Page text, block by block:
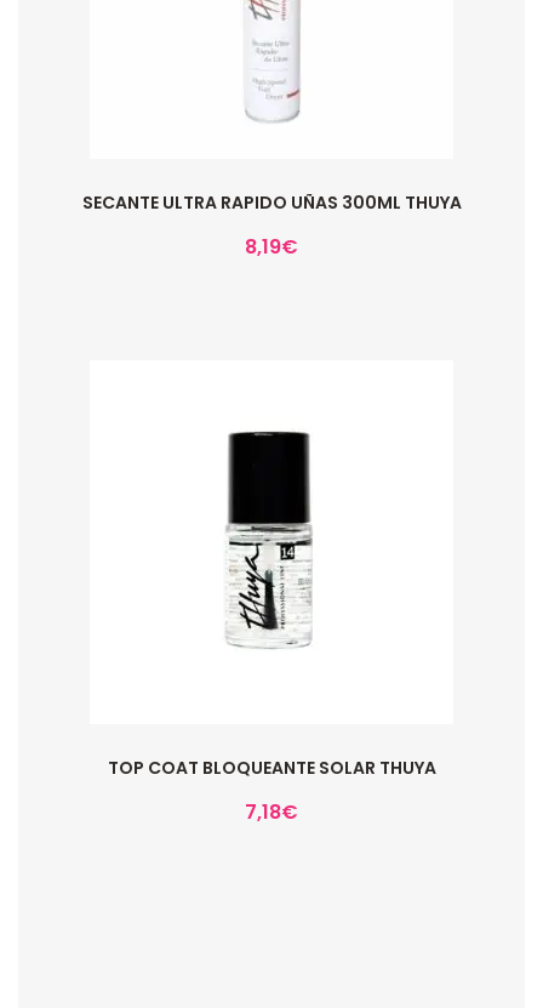
SECANTE ULTRA RAPIDO UÑAS 300ML THUYA
8,19€
TOP COAT BLOQUEANTE SOLAR THUYA
7,18€